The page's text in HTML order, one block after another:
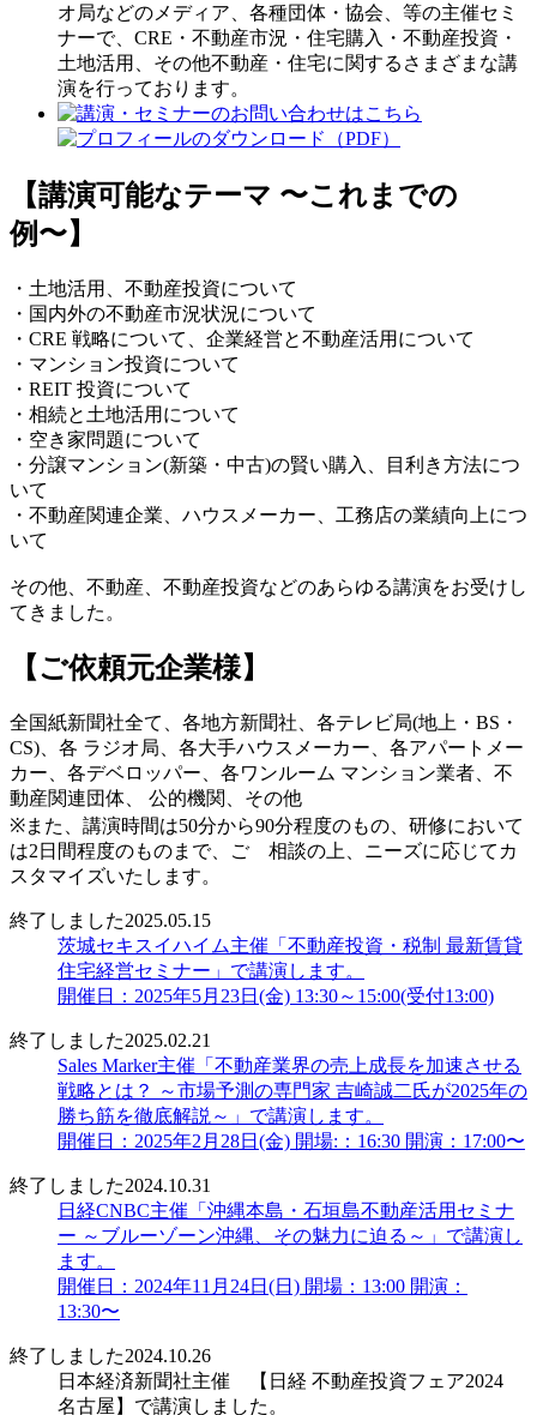
オ局などのメディア、各種団体・協会、等の主催セミ
ナーで、CRE・不動産市況・住宅購入・不動産投資・
土地活用、その他不動産・住宅に関するさまざまな講
演を行っております。
【講演可能なテーマ 〜これまでの
例〜】
・土地活用、不動産投資について
・国内外の不動産市況状況について
・CRE 戦略について、企業経営と不動産活用について
・マンション投資について
・REIT 投資について
・相続と土地活用について
・空き家問題について
・分譲マンション(新築・中古)の賢い購入、目利き方法につ
いて
・不動産関連企業、ハウスメーカー、工務店の業績向上につ
いて
その他、不動産、不動産投資などのあらゆる講演をお受けし
てきました。
【ご依頼元企業様】
全国紙新聞社全て、各地方新聞社、各テレビ局(地上・BS・
CS)、各 ラジオ局、各大手ハウスメーカー、各アパートメー
カー、各デベロッパー、各ワンルーム マンション業者、不
動産関連団体、 公的機関、その他
※また、講演時間は50分から90分程度のもの、研修において
は2日間程度のものまで、ご゙相談の上、ニーズに応じてカ
スタマイズいたします。
終了しました2025.05.15
茨城セキスイハイム主催「不動産投資・税制 最新賃貸
住宅経営セミナー」で講演します。
開催日：2025年5月23日(金) 13:30～15:00(受付13:00)
終了しました2025.02.21
Sales Marker主催「不動産業界の売上成長を加速させる
戦略とは？ ～市場予測の専門家 吉崎誠二氏が2025年の
勝ち筋を徹底解説～」で講演します。
開催日：2025年2月28日(金) 開場:：16:30 開演：17:00〜
終了しました2024.10.31
日経CNBC主催「沖縄本島・石垣島不動産活用セミナ
ー ～ブルーゾーン沖縄、その魅力に迫る～」で講演し
ます。
開催日：2024年11月24日(日) 開場：13:00 開演：
13:30〜
終了しました2024.10.26
日本経済新聞社主催 【日経 不動産投資フェア2024
名古屋】で講演しました。